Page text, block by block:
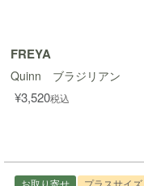
FREYA
Quinn ブラジリアン
¥3,520税込
お取り寄せ プラスサイズ